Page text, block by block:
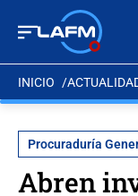
INICIO
Procuraduría
Abren